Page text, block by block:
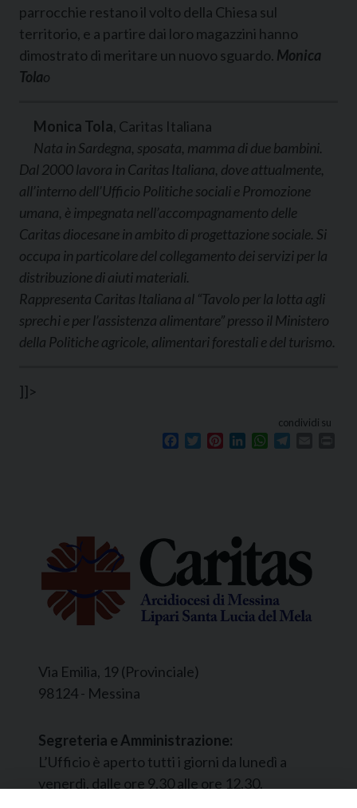
parrocchie restano il volto della Chiesa sul
territorio, e a partire dai loro magazzini hanno
dimostrato di meritare un nuovo sguardo. Monica
Tolao
Monica Tola, Caritas Italiana
Nata in Sardegna, sposata, mamma di due bambini.
Dal 2000 lavora in Caritas Italiana, dove attualmente,
all’interno dell’Ufficio Politiche sociali e Promozione
umana, è impegnata nell’accompagnamento delle
Caritas diocesane in ambito di progettazione sociale. Si
occupa in particolare del collegamento dei servizi per la
distribuzione di aiuti materiali.
Rappresenta Caritas Italiana al “Tavolo per la lotta agli
sprechi e per l’assistenza alimentare” presso il Ministero
della Politiche agricole, alimentari forestali e del turismo.
]]>
condividi su
Facebook
TwitterPinterestLinkedInWhatsApp
Via Emilia, 19 (Provinciale)
98124 - Messina
Segreteria e Amministrazione:
L’Ufficio è aperto tutti i giorni da lunedì a
venerdì, dalle ore 9.30 alle ore 12.30.